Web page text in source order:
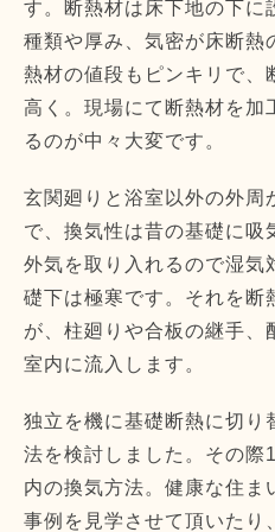
す。断熱材は床下地の下に
種類や厚み、気密が床断熱
熱材の値段もピンキリで、
高く。現場にて断熱材を加
るのが中々大変です。
玄関廻りと浴室以外の外周
で、換気性は昔の基礎に吸
外気を取り入れるので湿気
礎下は極寒です。それを断
が、柱廻りや合板の継手、
室内に流入します。
独立を機に基礎断熱に切り
法を検討しました。その際
内の換気方法。健康な住ま
事例を見学させて頂いたり